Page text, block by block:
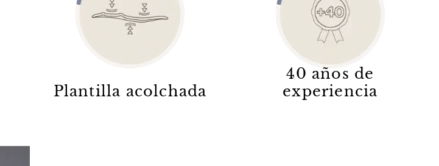
Plantilla acolchada
40 años de
experiencia